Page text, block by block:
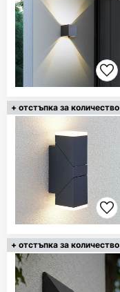
+ отстъпка за количество
+ отстъпка за количество